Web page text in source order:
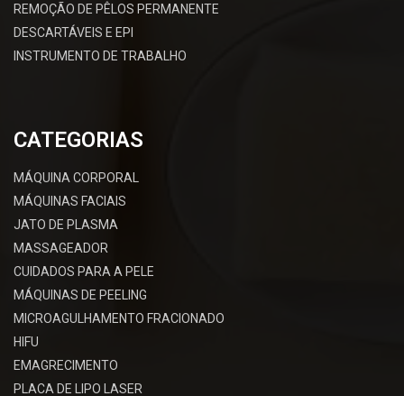
REMOÇÃO DE PÊLOS PERMANENTE
DESCARTÁVEIS E EPI
INSTRUMENTO DE TRABALHO
CATEGORIAS
MÁQUINA CORPORAL
MÁQUINAS FACIAIS
JATO DE PLASMA
MASSAGEADOR
CUIDADOS PARA A PELE
MÁQUINAS DE PEELING
MICROAGULHAMENTO FRACIONADO
HIFU
EMAGRECIMENTO
PLACA DE LIPO LASER